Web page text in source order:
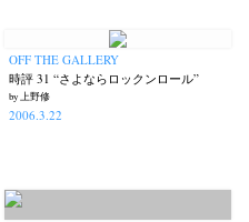
OFF THE GALLERY
時評 31 “さよならロックンロール”
by 上野修
2006.3.22